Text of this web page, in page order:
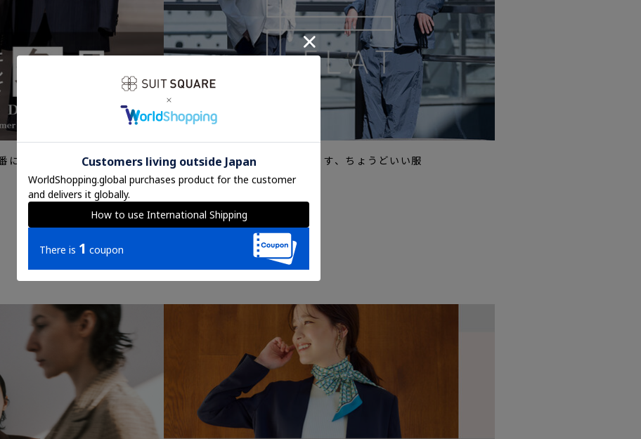
にして名品スーツ FLAT（フラット）境界線をなくす、ちょうどいい服